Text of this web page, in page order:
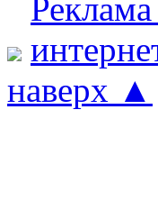
наверх ▲